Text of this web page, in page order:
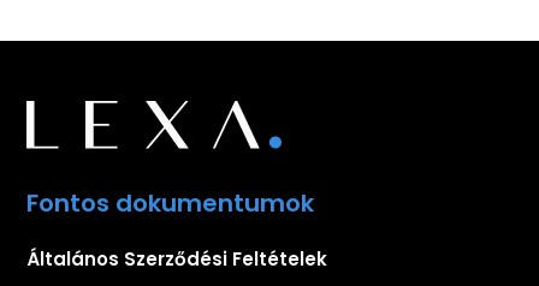
Fontos dokumentumok
Általános Szerződési Feltételek